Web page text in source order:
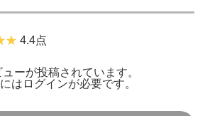
4.4点
ーが投稿されています。
は ログインが必要です。